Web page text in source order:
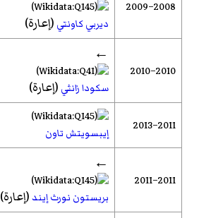
2008–2009
ديربي كاونتي (إعارة)
2010–2010
←
سكودا زانثي (إعارة)
2011–2013
إيبسويتش تاون
2011–2011
←
بريستون نورث إيند(إعارة)